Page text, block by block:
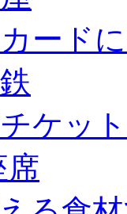
ード
チケッ
席